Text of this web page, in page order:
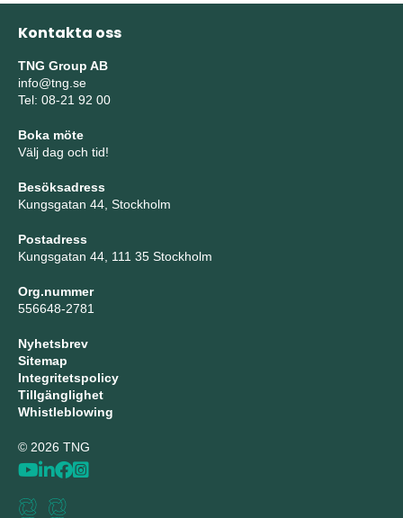
Kontakta oss
TNG Group AB
info@tng.se
Tel: 08-21 92 00
Boka möte
Välj dag och tid!
Besöksadress
Kungsgatan 44, Stockholm
Postadress
Kungsgatan 44, 111 35 Stockholm
Org.nummer
556648-2781
Nyhetsbrev
Sitemap
Integritetspolicy
Tillgänglighet
Whistleblowing
© 2026 TNG